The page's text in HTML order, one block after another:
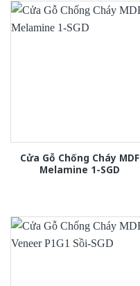
Cửa Gỗ Chống Cháy MDF
Melamine 1-SGD